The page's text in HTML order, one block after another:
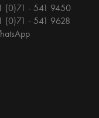
(0)71 - 541 9450
(0)71 - 541 9628